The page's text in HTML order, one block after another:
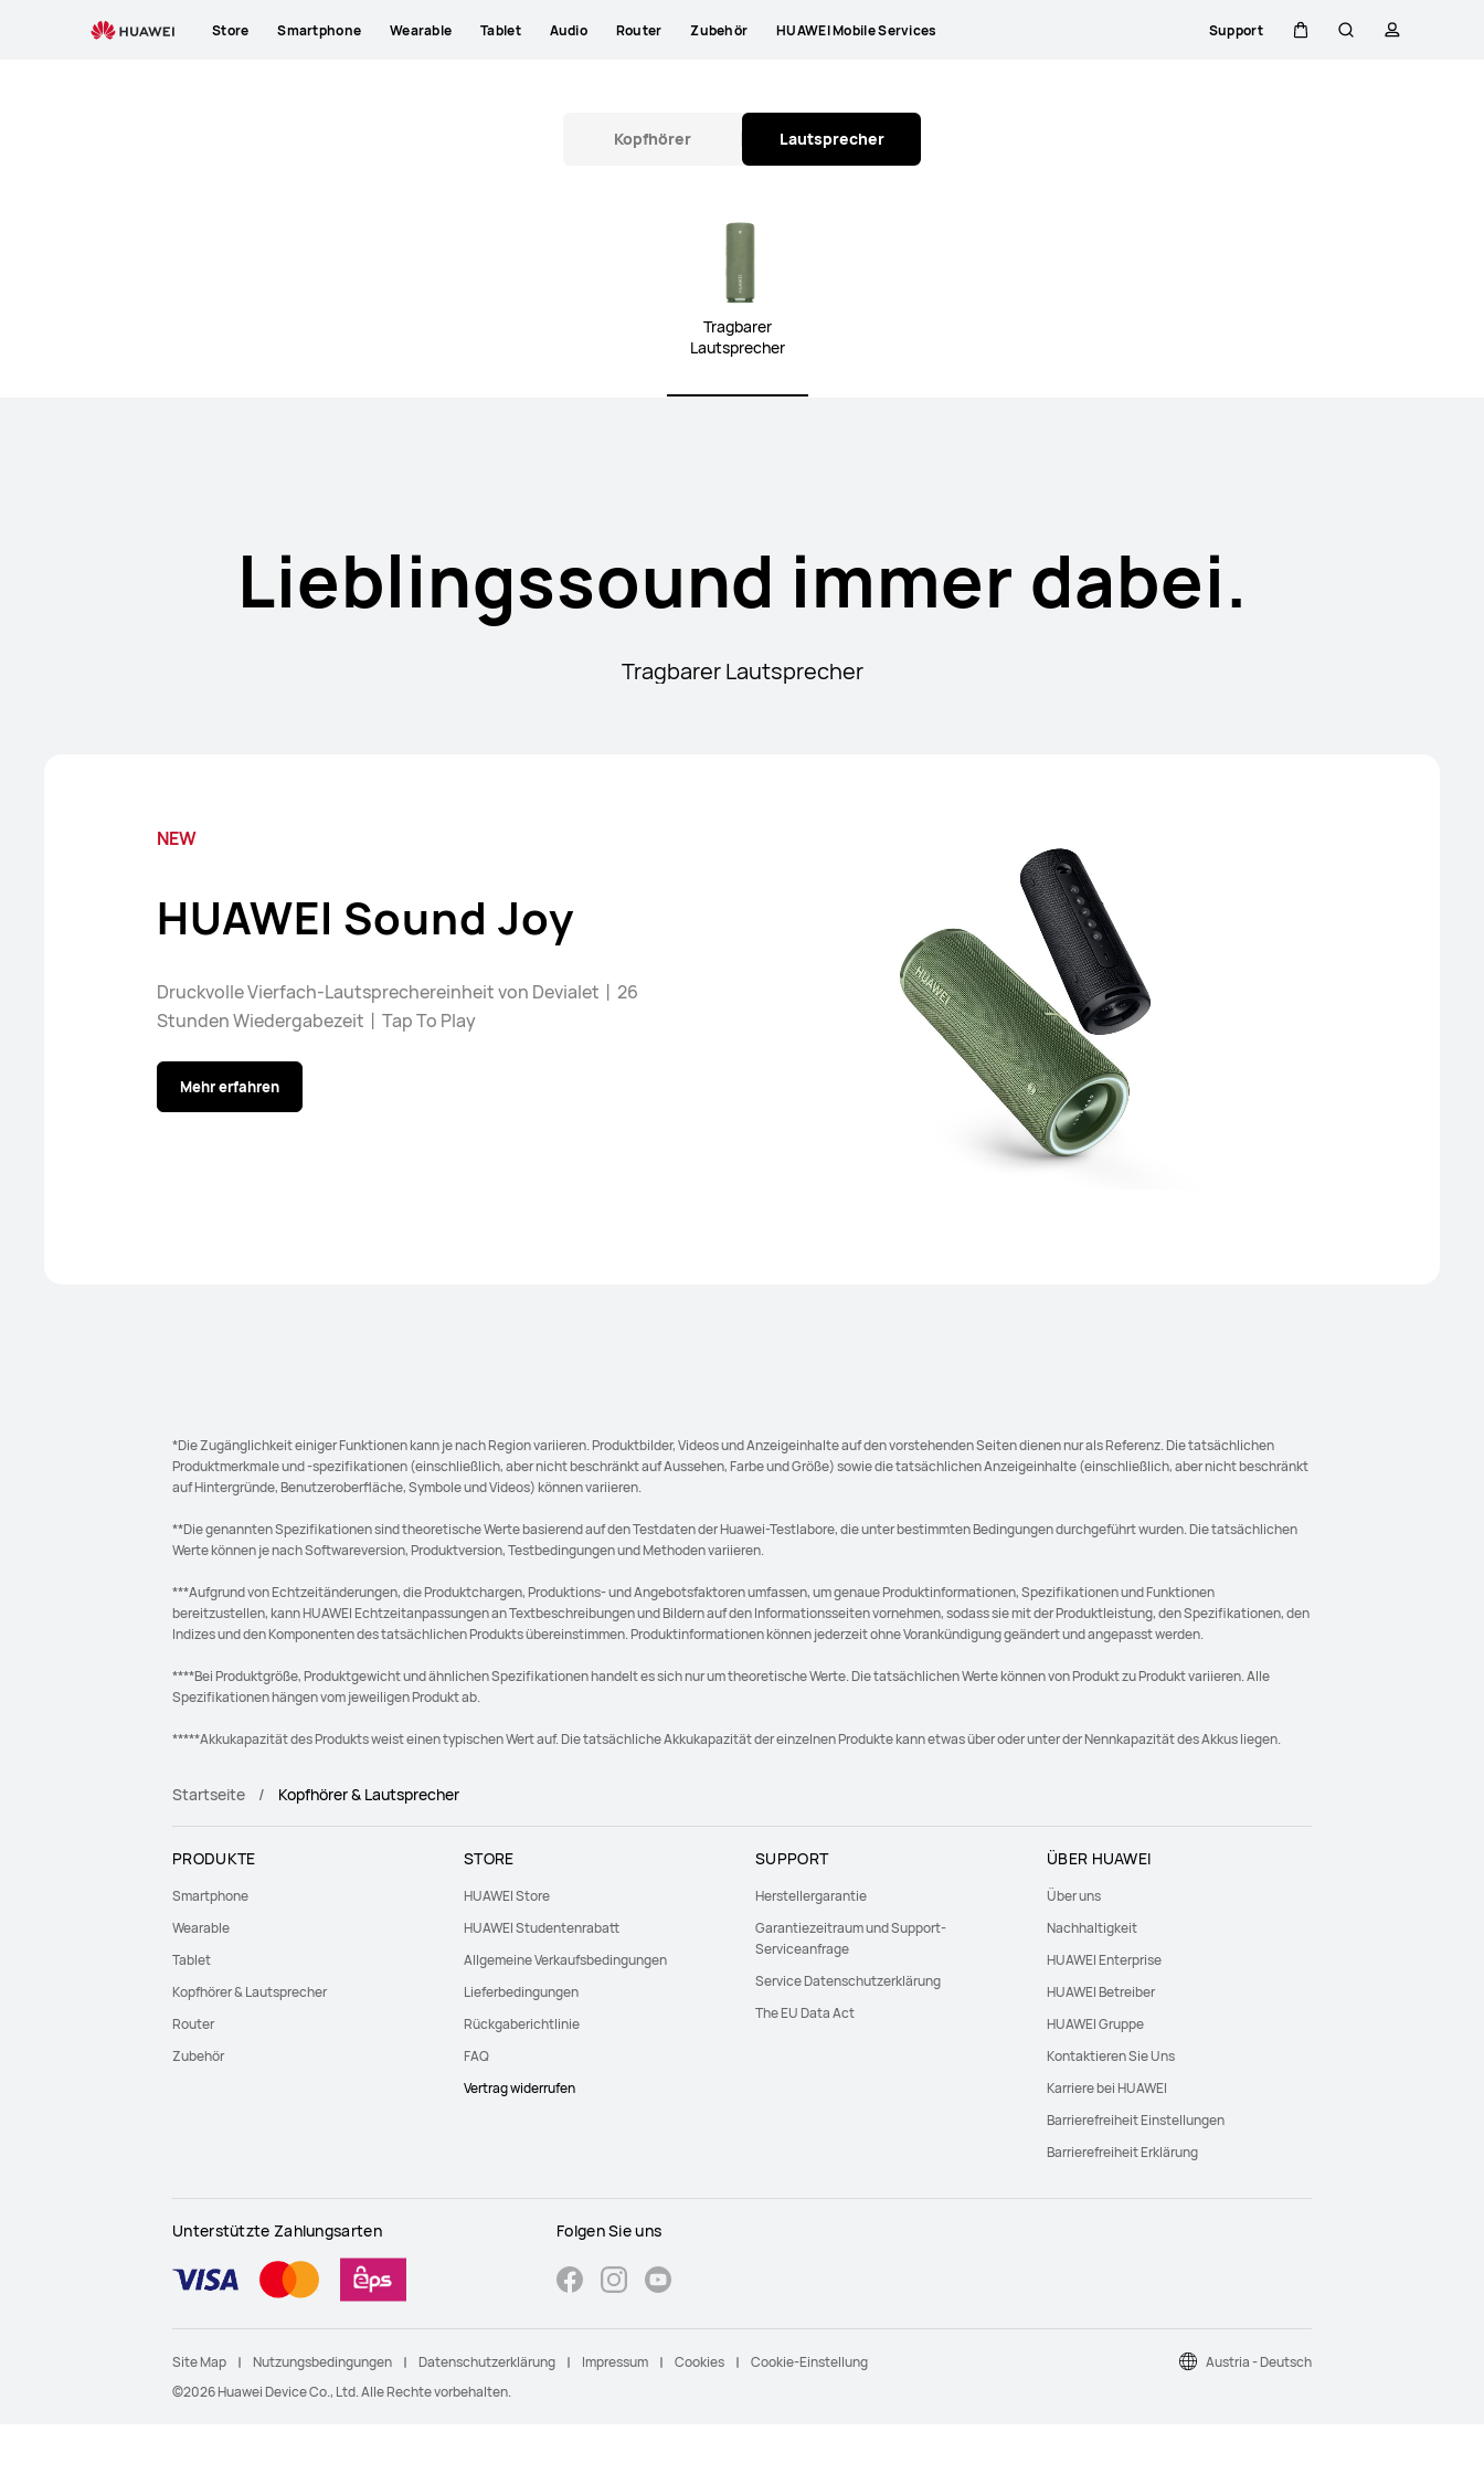
Store Smartphone Wearable Tablet Audio Router Zubehör HUAWEI Mobile Services Support
Kopfhörer Lautsprecher
Tragbarer
Lautsprecher
Lieblingssound immer dabei.
Tragbarer Lautsprecher
NEW
HUAWEI Sound Joy
Druckvolle Vierfach-Lautsprechereinheit von Devialet丨26
Stunden Wiedergabezeit丨Tap To Play
Mehr erfahren
*Die Zugänglichkeit einiger Funktionen kann je nach Region variieren. Produktbilder, Videos und Anzeigeinhalte auf den vorstehenden Seiten dienen nur als Referenz. Die tatsächlichen
Produktmerkmale und -spezifikationen (einschließlich, aber nicht beschränkt auf Aussehen, Farbe und Größe) sowie die tatsächlichen Anzeigeinhalte (einschließlich, aber nicht beschränkt
auf Hintergründe, Benutzeroberfläche, Symbole und Videos) können variieren.
**Die genannten Spezifikationen sind theoretische Werte basierend auf den Testdaten der Huawei-Testlabore, die unter bestimmten Bedingungen durchgeführt wurden. Die tatsächlichen
Werte können je nach Softwareversion, Produktversion, Testbedingungen und Methoden variieren.
***Aufgrund von Echtzeitänderungen, die Produktchargen, Produktions- und Angebotsfaktoren umfassen, um genaue Produktinformationen, Spezifikationen und Funktionen
bereitzustellen, kann HUAWEI Echtzeitanpassungen an Textbeschreibungen und Bildern auf den Informationsseiten vornehmen, sodass sie mit der Produktleistung, den Spezifikationen, den
Indizes und den Komponenten des tatsächlichen Produkts übereinstimmen. Produktinformationen können jederzeit ohne Vorankündigung geändert und angepasst werden.
****Bei Produktgröße, Produktgewicht und ähnlichen Spezifikationen handelt es sich nur um theoretische Werte. Die tatsächlichen Werte können von Produkt zu Produkt variieren. Alle
Spezifikationen hängen vom jeweiligen Produkt ab.
*****Akkukapazität des Produkts weist einen typischen Wert auf. Die tatsächliche Akkukapazität der einzelnen Produkte kann etwas über oder unter der Nennkapazität des Akkus liegen.
Startseite Kopfhörer & Lautsprecher
PRODUKTE
Smartphone
Wearable
Tablet
Kopfhörer & Lautsprecher
Router
Zubehör
STORE
HUAWEI Store
HUAWEI Studentenrabatt
Allgemeine Verkaufsbedingungen
Lieferbedingungen
Rückgaberichtlinie
FAQ
Vertrag widerrufen
SUPPORT
Herstellergarantie
Garantiezeitraum und Support-
Serviceanfrage
Service Datenschutzerklärung
The EU Data Act
ÜBER HUAWEI
Über uns
Nachhaltigkeit
HUAWEI Enterprise
HUAWEI Betreiber
HUAWEI Gruppe
Kontaktieren Sie Uns
Karriere bei HUAWEI
Barrierefreiheit Einstellungen
Barrierefreiheit Erklärung
Unterstützte Zahlungsarten Folgen Sie uns
©2026 Huawei Device Co., Ltd. Alle Rechte vorbehalten.
Site Map Nutzungsbedingungen Datenschutzerklärung Impressum Cookies Cookie-Einstellung Austria - Deutsch